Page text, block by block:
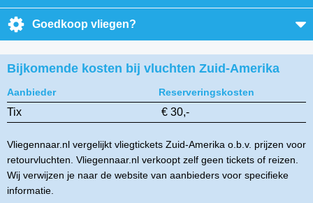
Goedkoop vliegen?
Bijkomende kosten bij vluchten Zuid-Amerika
Aanbieder Reserveringskosten
Tix € 30,-
Vliegennaar.nl vergelijkt vliegtickets Zuid-Amerika o.b.v. prijzen voor
retourvluchten. Vliegennaar.nl verkoopt zelf geen tickets of reizen.
Wij verwijzen je naar de website van aanbieders voor specifieke
informatie.